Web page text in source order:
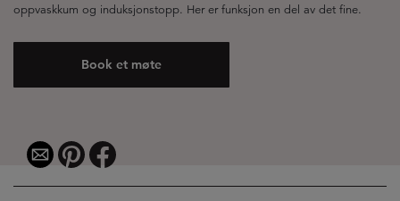
oppvaskkum og induksjonstopp. Her er funksjon en del av det fine.
Book et møte